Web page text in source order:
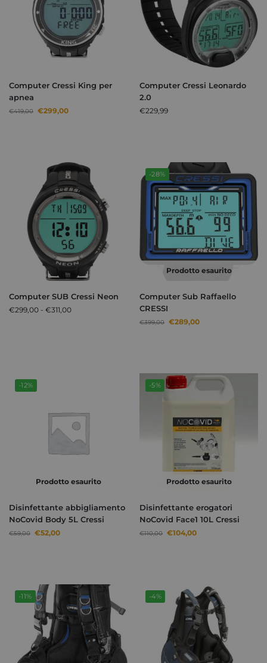
Computer Cressi King per
apnea
€419,00 €299,00
Computer Cressi Leonardo
2.0
€229,99
Computer SUB Cressi Neon
€299,00 - €311,00
-28%
Prodotto esaurito
Computer Sub Raffaello
CRESSI
€399,00 €289,00
-12%
Prodotto esaurito
Disinfettante abbigliamento
NoCovid Body 5L Cressi
€59,00 €52,00
-5%
Prodotto esaurito
Disinfettante erogatori
NoCovid Face1 10L Cressi
€110,00 €104,00
-11% -4%